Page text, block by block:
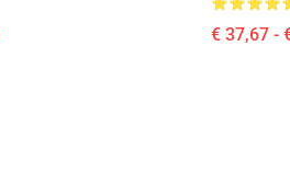
€ 37,67 -